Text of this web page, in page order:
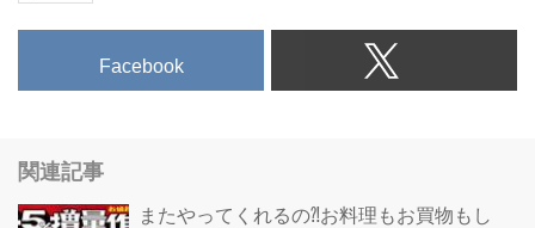
Facebook
関連記事
またやってくれるの⁈お料理もお買物もし